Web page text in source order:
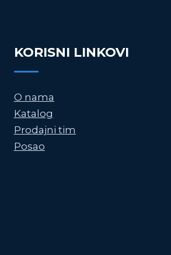
KORISNI LINKOVI
O nama
Katalog
Prodajni tim
Posao